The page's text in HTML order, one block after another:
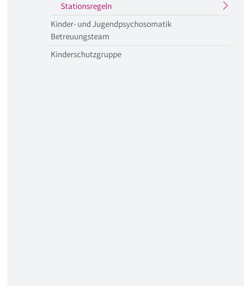
Stationsregeln
Menüpunkt
Kinder- und Jugendpsychosomatik
Betreuungsteam
Kinderschutzgruppe